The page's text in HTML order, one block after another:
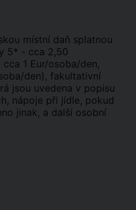
místní daň splatnou
5* - cca 2,50
1 Eur/osoba/den,
den), fakultativní
jsou uvedena v popisu
nápoje při jídle, pokud
jinak, a další osobní